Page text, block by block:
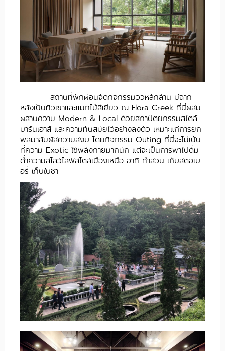
สถานที่พักผ่อนจัดกิจกรรมวิวหลักล้าน มีฉาก
หลังเป็นทิวเขาและแมกไม้สีเขียว ณ Flora Creek ที่นี่ผสม
ผสานความ Modern & Local ด้วยสถาปัตยกรรมสไตล์
บาร์นเฮาส์ และความทันสมัยไว้อย่างลงตัว เหมาะแก่การยก
พลมาสัมผัสความสงบ โดยกิจกรรม Outing ที่นี่จะไม่เน้น
ที่ความ Exotic ใช้พลังกายมากนัก แต่จะเป็นการพาไปดื่ม
ด่ำความสโลว์ไลฟ์สไตล์เมืองเหนือ อาทิ ทำสวน เก็บสตอเบ
อรี่ เก็บใบชา